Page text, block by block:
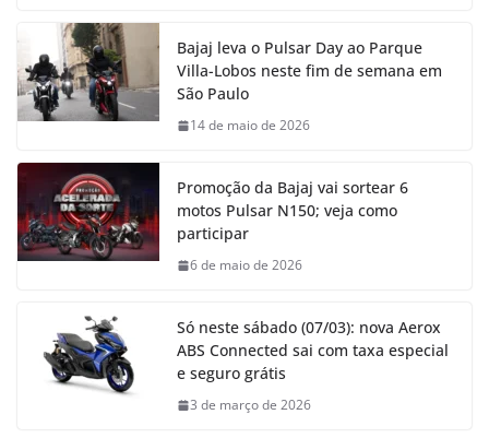
Bajaj leva o Pulsar Day ao Parque
Villa-Lobos neste fim de semana em
São Paulo
14 de maio de 2026
Promoção da Bajaj vai sortear 6
motos Pulsar N150; veja como
participar
6 de maio de 2026
Só neste sábado (07/03): nova Aerox
ABS Connected sai com taxa especial
e seguro grátis
3 de março de 2026